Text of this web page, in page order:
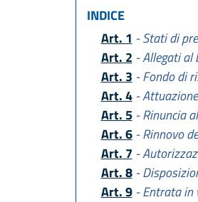
INDICE
Art. 1 - Stati di
Art. 2 - Allegati al
Art. 3 - Fondo di
Art. 4-
Art. 5- Rinuncia
Art. 6- Rinnovo
Art. 7 -
Art. 8-
Art. 9- Entrata in